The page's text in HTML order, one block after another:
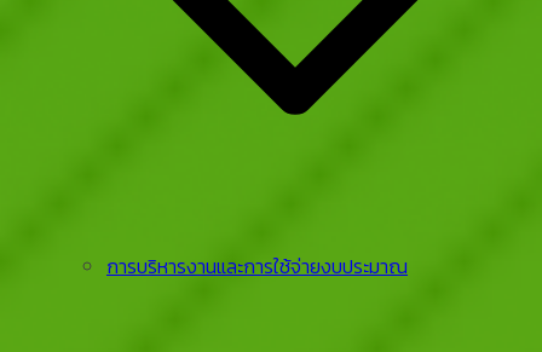
การบริหารงานและการใช้จ่ายงบประมาณ